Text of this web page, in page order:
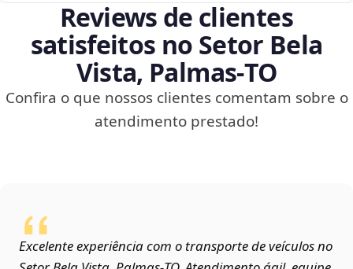
Reviews de clientes
satisfeitos no Setor Bela
Vista, Palmas‑TO
Confira o que nossos clientes comentam sobre o
atendimento prestado!
Excelente experiência com o transporte de veículos no